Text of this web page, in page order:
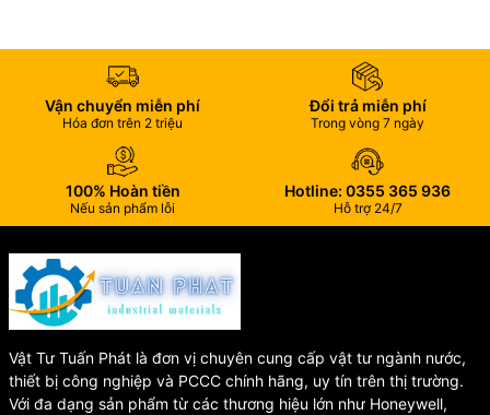
Vận chuyển miễn phí
Hóa đơn trên 2 triệu
Đổi trả miễn phí
Trong vòng 7 ngày
100% Hoàn tiền
Nếu sản phẩm lỗi
Hotline: 0355 365 936
Hỗ trợ 24/7
Vật Tư Tuấn Phát là đơn vị chuyên cung cấp vật tư ngành nước,
thiết bị công nghiệp và PCCC chính hãng, uy tín trên thị trường.
Với đa dạng sản phẩm từ các thương hiệu lớn như Honeywell,